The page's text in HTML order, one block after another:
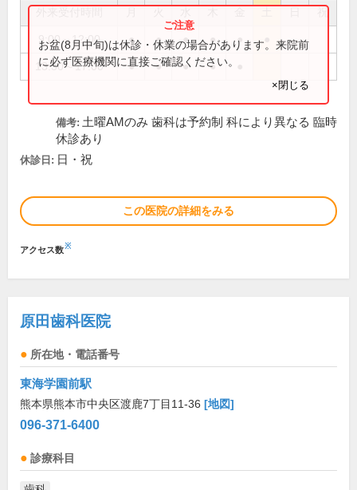
祝
9:00～12:00 ● ● ● ● ●
13:30～17:00 ● ● ● ●
お盆(8月中旬)は休診・休業の場合があります。来院前
に必ず医療機関に直接ご確認ください。
×閉じる
備考: 土曜AMのみ 歯科は予約制 科により異なる 臨時
休診あり
休診日: 日・祝
この医院の詳細をみる
アクセス数※
原田歯科医院
所在地・電話番号
東海学園前駅
熊本県熊本市中央区渡鹿7丁目11-36 [地図]
096-371-6400
診療科目